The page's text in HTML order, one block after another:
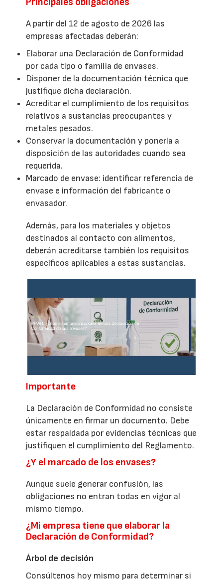
A partir del 12 de agosto de 2026 las
empresas afectadas deberán:
Elaborar una Declaración de Conformidad
por cada tipo o familia de envases.
Disponer de la documentación técnica que
justifique dicha declaración.
Acreditar el cumplimiento de los requisitos
relativos a sustancias preocupantes y
metales pesados.
Conservar la documentación y ponerla a
disposición de las autoridades cuando sea
requerida.
Marcado de envase: identificar referencia de
envase e información del fabricante o
envasador.
Además, para los materiales y objetos
destinados al contacto con alimentos,
deberán acreditarse también los requisitos
específicos aplicables a estas sustancias.
Importante
La Declaración de Conformidad no consiste
únicamente en firmar un documento. Debe
estar respaldada por evidencias técnicas que
justifiquen el cumplimiento del Reglamento.
¿Y el marcado de los envases?
Aunque suele generar confusión, las
obligaciones no entran todas en vigor al
mismo tiempo.
¿Mi empresa tiene que elaborar la
Declaración de Conformidad?
Árbol de decisión
Consúltenos hoy mismo para determinar si